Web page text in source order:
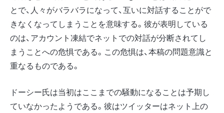
とで、人々がバラバラになって、互いに対話することがで
きなくなってしまうことを意味する。彼が表明している
のは、アカウント凍結でネットでの対話が分断されてし
まうことへの危惧である。この危惧は、本稿の問題意識と
重なるものである。
ドーシー氏は当初はここまでの騒動になることは予期し
ていなかったようである。彼はツイッターはネット上の